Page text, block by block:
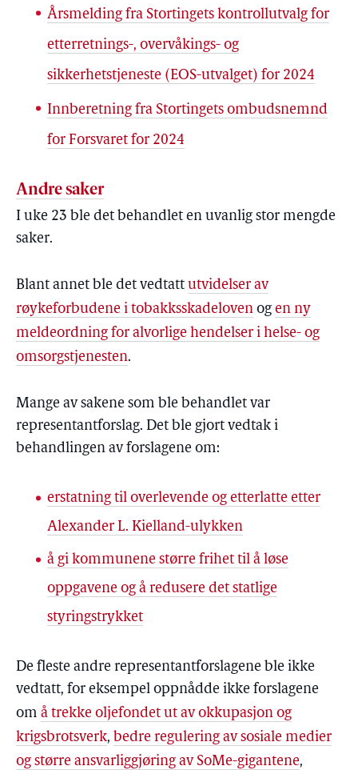
Årsmelding fra Stortingets kontrollutvalg for
etterretnings-, overvåkings- og
sikkerhetstjeneste (EOS-utvalget) for 2024
Innberetning fra Stortingets ombudsnemnd
for Forsvaret for 2024
Andre saker
I uke 23 ble det behandlet en uvanlig stor mengde
saker.
Blant annet ble det vedtatt utvidelser av
røykeforbudene i tobakksskadeloven og en ny
meldeordning for alvorlige hendelser i helse- og
omsorgstjenesten.
Mange av sakene som ble behandlet var
representantforslag. Det ble gjort vedtak i
behandlingen av forslagene om:
erstatning til overlevende og etterlatte etter
Alexander L. Kielland-ulykken
å gi kommunene større frihet til å løse
oppgavene og å redusere det statlige
styringstrykket
De fleste andre representantforslagene ble ikke
vedtatt, for eksempel oppnådde ikke forslagene
om å trekke oljefondet ut av okkupasjon og
krigsbrotsverk, bedre regulering av sosiale medier
og større ansvarliggjøring av SoMe-gigantene,